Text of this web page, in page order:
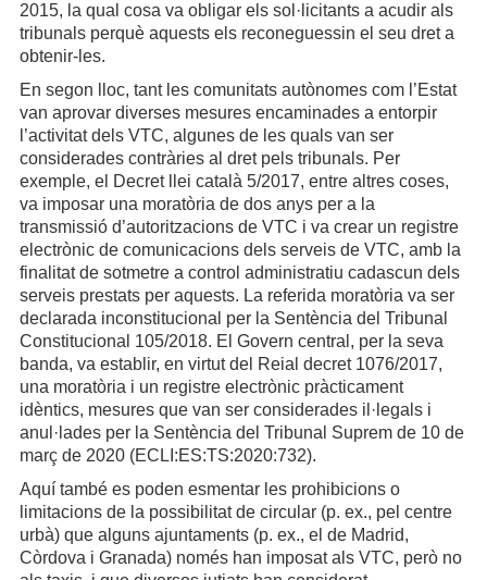
2015, la qual cosa va obligar els sol·licitants a acudir als
tribunals perquè aquests els reconeguessin el seu dret a
obtenir-les.
En segon lloc, tant les comunitats autònomes com l’Estat
van aprovar diverses mesures encaminades a entorpir
l’activitat dels VTC, algunes de les quals van ser
considerades contràries al dret pels tribunals. Per
exemple, el Decret llei català 5/2017, entre altres coses,
va imposar una moratòria de dos anys per a la
transmissió d’autoritzacions de VTC i va crear un registre
electrònic de comunicacions dels serveis de VTC, amb la
finalitat de sotmetre a control administratiu cadascun dels
serveis prestats per aquests. La referida moratòria va ser
declarada inconstitucional per la Sentència del Tribunal
Constitucional 105/2018. El Govern central, per la seva
banda, va establir, en virtut del Reial decret 1076/2017,
una moratòria i un registre electrònic pràcticament
idèntics, mesures que van ser considerades il·legals i
anul·lades per la Sentència del Tribunal Suprem de 10 de
març de 2020 (ECLI:ES:TS:2020:732).
Aquí també es poden esmentar les prohibicions o
limitacions de la possibilitat de circular (p. ex., pel centre
urbà) que alguns ajuntaments (p. ex., el de Madrid,
Còrdova i Granada) només han imposat als VTC, però no